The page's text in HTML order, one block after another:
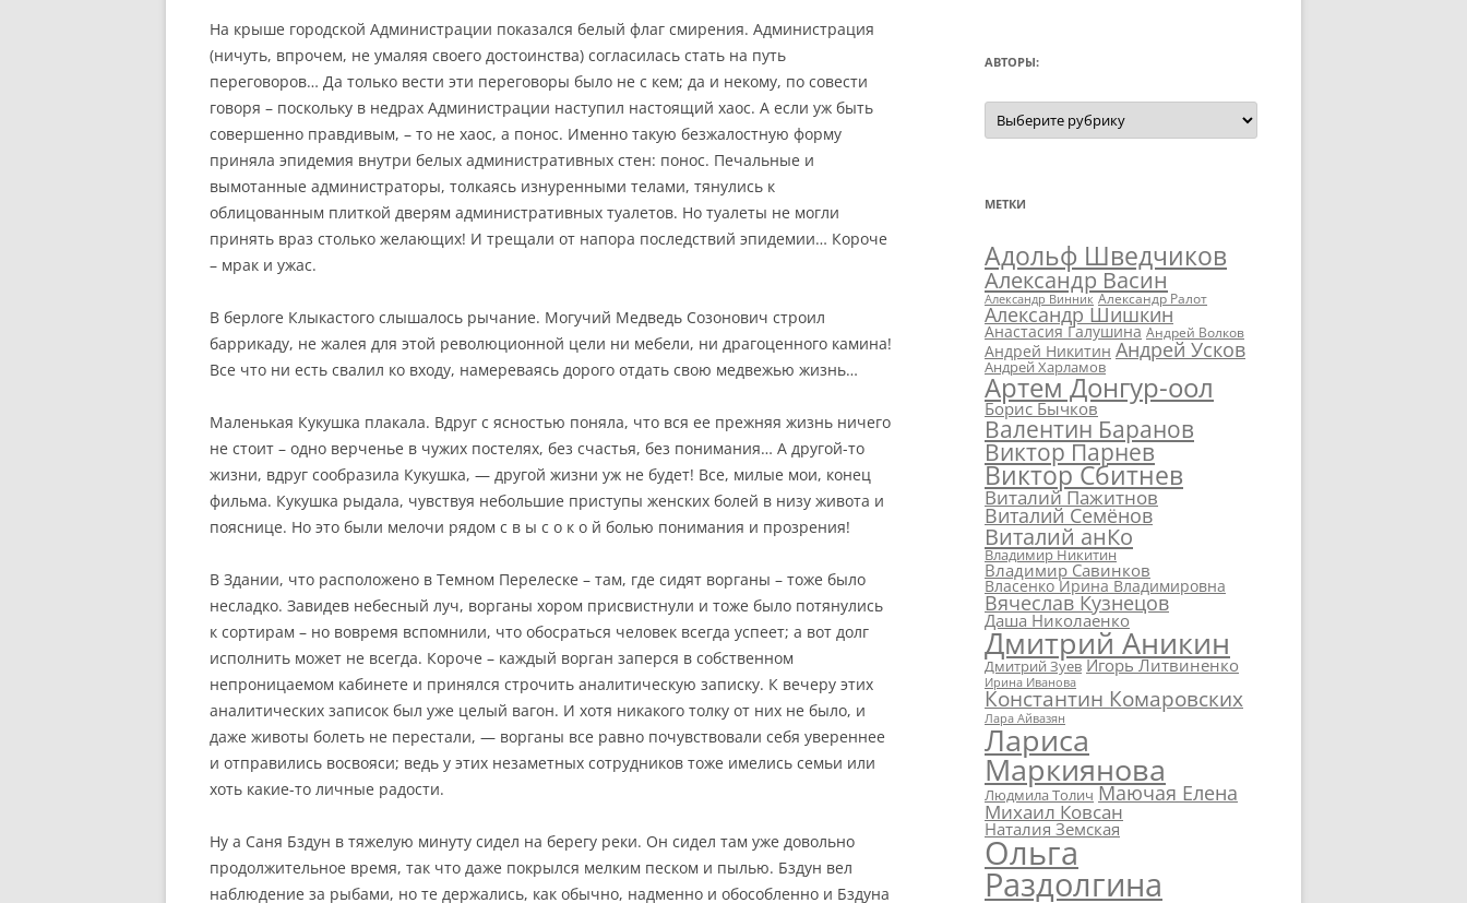
На крыше городской Администрации показался белый флаг смирения. Администрация
(ничуть, впрочем, не умаляя своего достоинства) согласилась стать на путь
переговоров… Да только вести эти переговоры было не с кем; да и некому, по совести
говоря – поскольку в недрах Администрации наступил настоящий хаос. А если уж быть
совершенно правдивым, – то не хаос, а понос. Именно такую безжалостную форму
приняла эпидемия внутри белых административных стен: понос. Печальные и
вымотанные администраторы, толкаясь изнуренными телами, тянулись к
облицованным плиткой дверям административных туалетов. Но туалеты не могли
принять враз столько желающих! И трещали от напора последствий эпидемии… Короче
– мрак и ужас.
В берлоге Клыкастого слышалось рычание. Могучий Медведь Созонович строил
баррикаду, не жалея для этой революционной цели ни мебели, ни драгоценного камина!
Все что ни есть свалил ко входу, намереваясь дорого отдать свою медвежью жизнь…
Маленькая Кукушка плакала. Вдруг с ясностью поняла, что вся ее прежняя жизнь ничего
не стоит – одно верченье в чужих постелях, без счастья, без понимания… А другой-то
жизни, вдруг сообразила Кукушка, — другой жизни уж не будет! Все, милые мои, конец
фильма. Кукушка рыдала, чувствуя небольшие приступы женских болей в низу живота и
пояснице. Но это были мелочи рядом с в ы с о к о й болью понимания и прозрения!
В Здании, что расположено в Темном Перелеске – там, где сидят ворганы – тоже было
несладко. Завидев небесный луч, ворганы хором присвистнули и тоже было потянулись
к сортирам – но вовремя вспомнили, что обосраться человек всегда успеет; а вот долг
исполнить может не всегда. Короче – каждый ворган заперся в собственном
непроницаемом кабинете и принялся строчить аналитическую записку. К вечеру этих
аналитических записок был уже целый вагон. И хотя никакого толку от них не было, и
даже животы болеть не перестали, — ворганы все равно почувствовали себя увереннее
и отправились восвояси; ведь у этих незаметных сотрудников тоже имелись семьи или
хоть какие-то личные радости.
Ну а Саня Бздун в тяжелую минуту сидел на берегу реки. Он сидел там уже довольно
продолжительное время, так что даже покрылся мелким песком и пылью. Бздун вел
наблюдение за рыбами, но те держались, как обычно, надменно и обособленно и Бздуна
АВТОРЫ:
Авторы:
МЕТКИ
Адольф Шведчиков
Александр Васин
Александр Винник Александр Ралот
Александр Шишкин
Анастасия Галушина Андрей Волков
Андрей Никитин Андрей Усков
Андрей Харламов
Артем Донгур-оол
Борис Бычков
Валентин Баранов
Виктор Парнев
Виктор Сбитнев
Виталий Пажитнов
Виталий Семёнов
Виталий анКо
Владимир Никитин
Владимир Савинков
Власенко Ирина Владимировна
Вячеслав Кузнецов
Даша Николаенко
Дмитрий Аникин
Дмитрий Зуев Игорь Литвиненко
Ирина Иванова
Константин Комаровских
Лара Айвазян
Лариса
Маркиянова
Людмила Толич Маючая Елена
Михаил Ковсан
Наталия Земская
Ольга
Раздолгина